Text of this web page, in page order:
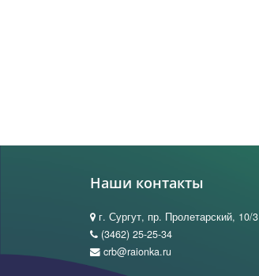
Наши контакты
г. Сургут, пр. Пролетарский, 10/3
(3462) 25-25-34
crb@raionka.ru